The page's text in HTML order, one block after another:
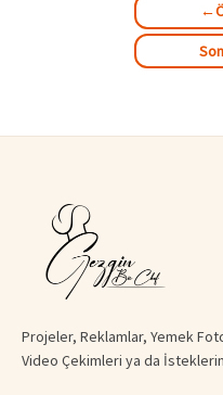
←
Projeler, Reklamlar, Yemek
Video Çekimleri ya da